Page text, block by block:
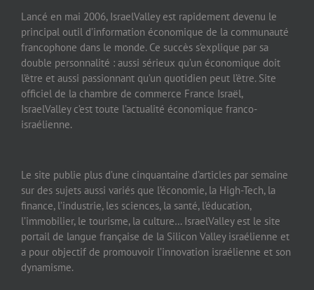
Lancé en mai 2006, IsraelValley est rapidement devenu le
principal outil d’information économique de la communauté
francophone dans le monde. Ce succès s’explique par sa
double personnalité : aussi sérieux qu’un économique doit
l’être et aussi passionnant qu’un quotidien peut l’être. Site
officiel de la chambre de commerce France Israël,
IsraelValley c’est toute l’actualité économique franco-
israélienne.
Le site publie plus d’une cinquantaine d’articles par semaine
sur des sujets aussi variés que l’économie, la High-Tech, la
finance, l’industrie, les sciences, la santé, l’éducation,
l’immobilier, le tourisme, la culture… IsraelValley est le site
portail de langue française de la Silicon Valley israélienne et
a pour objectif de promouvoir l’innovation israélienne et son
dynamisme.